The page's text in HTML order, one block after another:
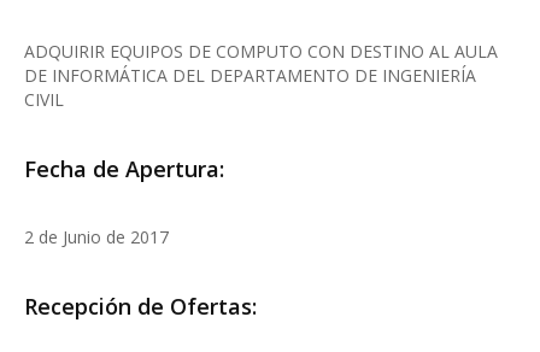
ADQUIRIR EQUIPOS DE COMPUTO CON DESTINO AL AULA
DE INFORMÁTICA DEL DEPARTAMENTO DE INGENIERÍA
CIVIL
Fecha de Apertura:
2 de Junio de 2017
Recepción de Ofertas: